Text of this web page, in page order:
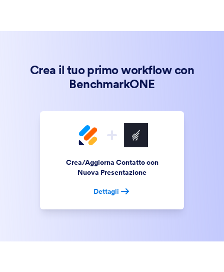
Crea il tuo primo workflow con
BenchmarkONE
Crea/Aggiorna Contatto con
Nuova Presentazione
Dettagli